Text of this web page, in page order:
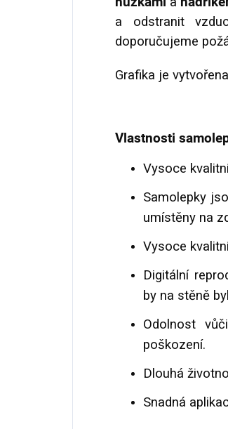
a odstranit
doporučujeme
Grafika je
Vlastnosti
Vysoce
Samolepky
umístěny na
Vysoce
Digitální
by na stěně
Odolnost
poškození.
Dlouhá
Snadná